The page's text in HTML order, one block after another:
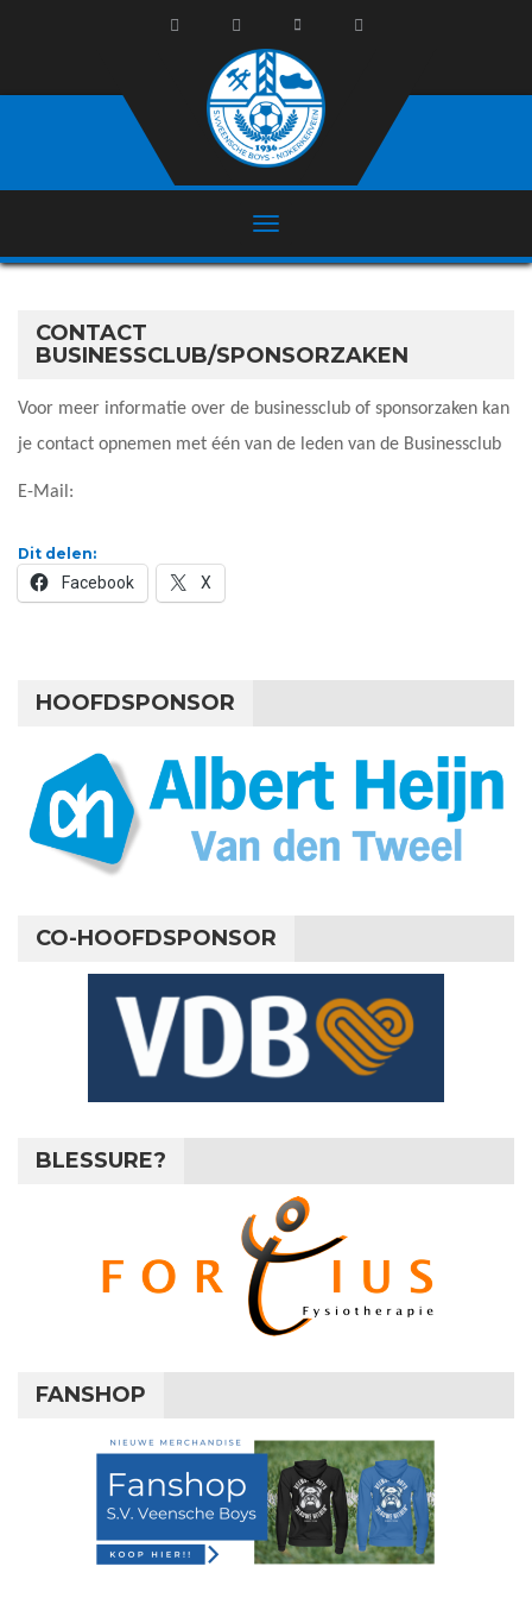
CONTACT
BUSINESSCLUB/SPONSORZAKEN
Voor meer informatie over de businessclub of sponsorzaken kan
je contact opnemen met één van de leden van de Businessclub
E-Mail:
Dit delen:
Facebook X
HOOFDSPONSOR
CO-HOOFDSPONSOR
BLESSURE?
FANSHOP